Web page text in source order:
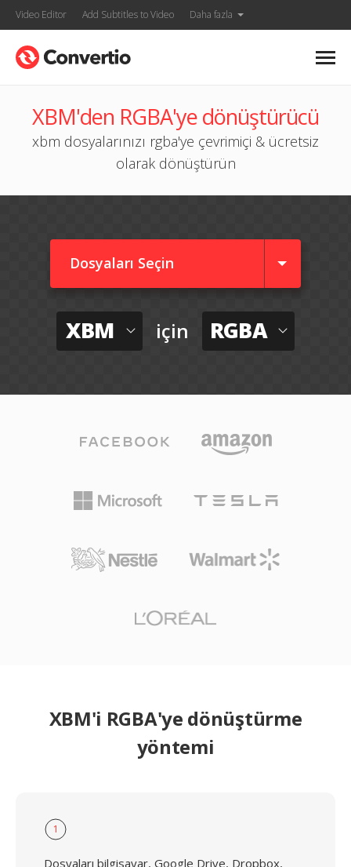
Video Editor Add Subtitles to Video Daha fazla
XBM'den RGBA'ye dönüştürücü
xbm dosyalarınızı rgba'ye çevrimiçi & ücretsiz
olarak dönüştürün
Dosyaları Seçin
XBM için RGBA
XBM'i RGBA'ye dönüştürme
yöntemi
1
Dosyaları bilgisayar, Google Drive, Dropbox,